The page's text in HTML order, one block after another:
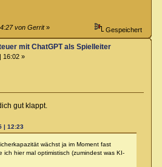
von Gerrit» Gespeichert
mit ChatGPT als Spielleiter
16:02 »
gut klappt.
| 12:23
wächst ja im Moment fast
hier mal optimistisch (zumindest was KI-